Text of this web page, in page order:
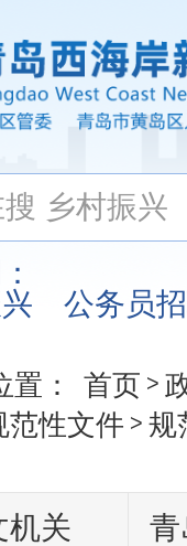
公务员
置： 首页 >
范性文件 > 规
机关 青